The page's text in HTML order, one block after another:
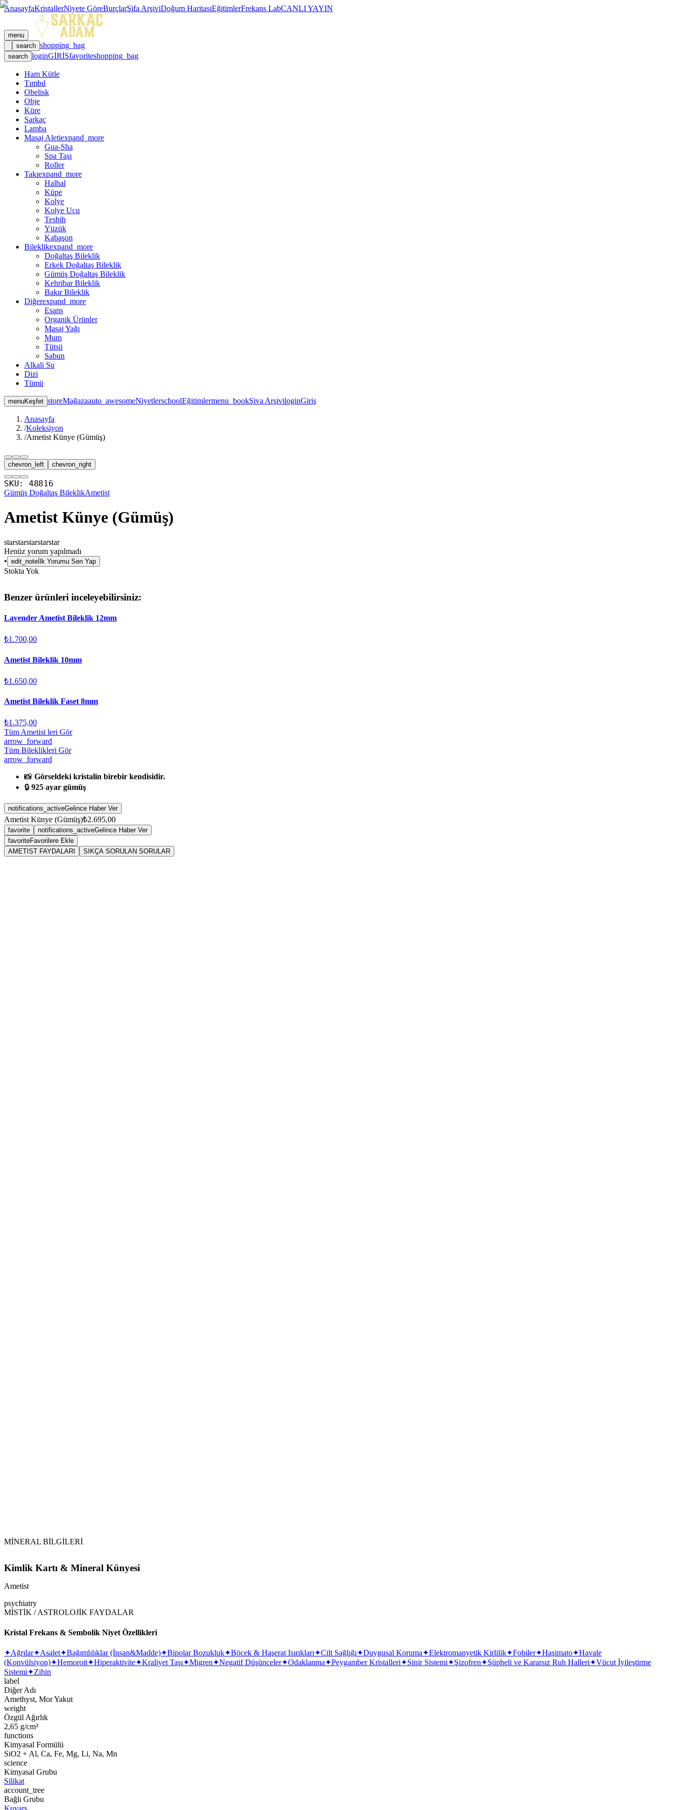
AnasayfaKristallerNiyete GöreBurçlarŞifa ArşiviDoğum HaritasıEğitimlerFrekans LabCANLI YAYIN
menu
search shopping_bag
search loginGİRİŞfavoriteshopping_bag
Ham Kütle
Tımbıl
Obelisk
Obje
Küre
Sarkaç
Lamba
Masaj Aletiexpand_more
Gua-Sha
Spa Taşı
Roller
Takıexpand_more
Halhal
Küpe
Kolye
Kolye Ucu
Tesbih
Yüzük
Kabaşon
Bileklikexpand_more
Doğaltaş Bileklik
Erkek Doğaltaş Bileklik
Gümüş Doğaltaş Bileklik
Kehribar Bileklik
Bakır Bileklik
Diğerexpand_more
Esans
Organik Ürünler
Masaj Yağı
Mum
Tütsü
Sabun
Alkali Su
Dizi
Tümü
menuKeşfet storeMağazaauto_awesomeNiyetlerschoolEğitimlermenu_bookŞiva ArşiviloginGiriş
Anasayfa
/Koleksiyon
/Ametist Künye (Gümüş)
chevron_left chevron_right
SKU: 48816
Gümüş Doğaltaş BileklikAmetist
Ametist Künye (Gümüş)
starstarstarstarstar
Henüz yorum yapılmadı
• edit_note İlk Yorumu Sen Yap
Stokta Yok
Benzer ürünleri inceleyebilirsiniz:
Lavender Ametist Bileklik 12mm
₺1.700,00
Ametist Bileklik 10mm
₺1.650,00
Ametist Bileklik Faset 8mm
₺1.375,00
Tüm Ametist leri Gör
arrow_forward
Tüm Bileklikleri Gör
arrow_forward
📸 Görseldeki kristalin birebir kendisidir.
🔒 925 ayar gümüş
notifications_activeGelince Haber Ver
Ametist Künye (Gümüş)₺2.695,00
favorite notifications_activeGelince Haber Ver
favoriteFavorilere Ekle
AMETIST FAYDALARI
SIKÇA SORULAN SORULAR
MİNERAL BİLGİLERİ
Kimlik Kartı & Mineral Künyesi
Ametist
psychiatry
MİSTİK / ASTROLOJİK FAYDALAR
Kristal Frekans & Sembolik Niyet Özellikleri
✦Ağrılar✦Asalet✦Bağımlılıklar (İnsan&Madde)✦Bipolar Bozukluk✦Böcek & Haşerat Isırıkları✦Cilt Sağlığı✦Duygusal Koruma✦Elektromanyetik Kirlilik✦Fobiler✦Haşimato✦Havale
(Konvülsiyon)✦Hemoroit✦Hiperaktivite✦Kraliyet Taşı✦Migren✦Negatif Düşünceler✦Odaklanma✦Peygamber Kristalleri✦Sinir Sistemi✦Şizofren✦Şüpheli ve Kararsız Ruh Halleri✦Vücut İyileştirme
Sistemi✦Zihin
label
Diğer Adı
Amethyst, Mor Yakut
weight
Özgül Ağırlık
2,65 g/cm³
functions
Kimyasal Formülü
SiO2 + Al, Ca, Fe, Mg, Li, Na, Mn
science
Kimyasal Grubu
Silikat
account_tree
Bağlı Grubu
Kuvars